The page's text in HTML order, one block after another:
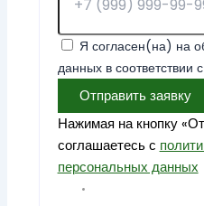
Я согласен(на) на
данных в соответствии с
Отправить заявку
Нажимая на кнопку
соглашаетесь с
персональных данных